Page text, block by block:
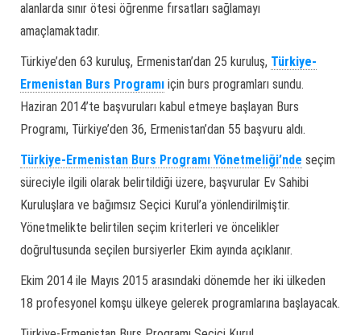
alanlarda sınır ötesi öğrenme fırsatları sağlamayı
amaçlamaktadır.
Türkiye’den 63 kuruluş, Ermenistan’dan 25 kuruluş, Türkiye-
Ermenistan Burs Programı için burs programları sundu.
Haziran 2014’te başvuruları kabul etmeye başlayan Burs
Programı, Türkiye’den 36, Ermenistan’dan 55 başvuru aldı.
Türkiye-Ermenistan Burs Programı Yönetmeliği’nde seçim
süreciyle ilgili olarak belirtildiği üzere, başvurular Ev Sahibi
Kuruluşlara ve bağımsız Seçici Kurul’a yönlendirilmiştir.
Yönetmelikte belirtilen seçim kriterleri ve öncelikler
doğrultusunda seçilen bursiyerler Ekim ayında açıklanır.
Ekim 2014 ile Mayıs 2015 arasındaki dönemde her iki ülkeden
18 profesyonel komşu ülkeye gelerek programlarına başlayacak.